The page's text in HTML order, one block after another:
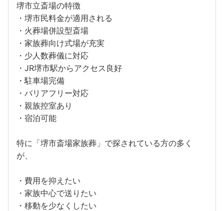
堺市立斎場の特徴
・堺市民料金が適用される
・火葬場併設型斎場
・家族葬向け式場が充実
・少人数葬儀に対応
・JR堺市駅からアクセス良好
・駐車場完備
・バリアフリー対応
・親族控室あり
・宿泊可能
特に「堺市斎場家族葬」で探されている方の多く
が、
・費用を抑えたい
・家族中心で送りたい
・移動を少なくしたい